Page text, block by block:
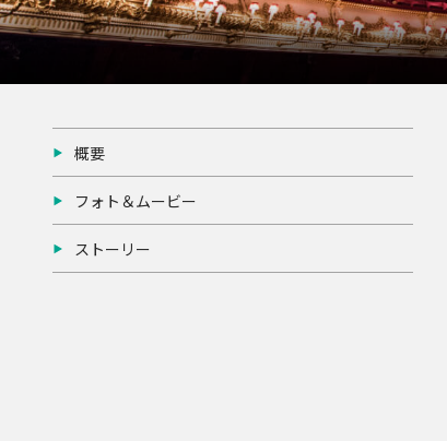
概要
フォト＆ムービー
ストーリー